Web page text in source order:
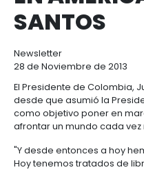
y
alimentos
Agroindustria
y
alimentos
Alimentos
Energía
Energía
Energía
Salud
y
ciencias
Régimen
general
de
la
inversión
extranjera
Recursos
Buscador
de
oportunidades
Contacto
MÁS
EMPLEO
EN
SANTOS
Newsletter
28 de Noviembre de